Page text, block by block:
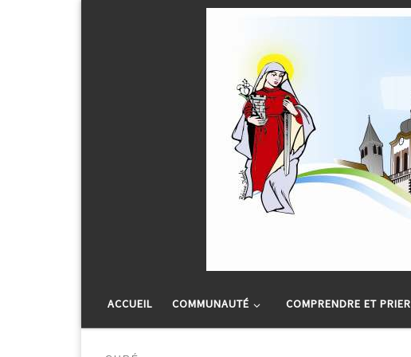
ACCUEIL COMMUNAUTÉ COMPRENDRE ET PRIER